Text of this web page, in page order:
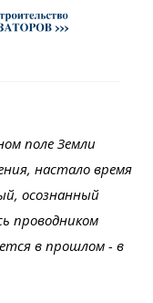
поле Земли
настало время
осознанный
проводником
в прошлом - в